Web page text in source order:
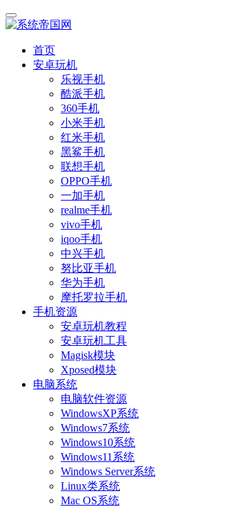
首页
安卓玩机
乐视手机
酷派手机
360手机
小米手机
红米手机
黑鲨手机
联想手机
OPPO手机
一加手机
realme手机
vivo手机
iqoo手机
中兴手机
努比亚手机
华为手机
摩托罗拉手机
手机资源
安卓玩机教程
安卓玩机工具
Magisk模块
Xposed模块
电脑系统
电脑软件资源
WindowsXP系统
Windows7系统
Windows10系统
Windows11系统
Windows Server系统
Linux类系统
Mac OS系统